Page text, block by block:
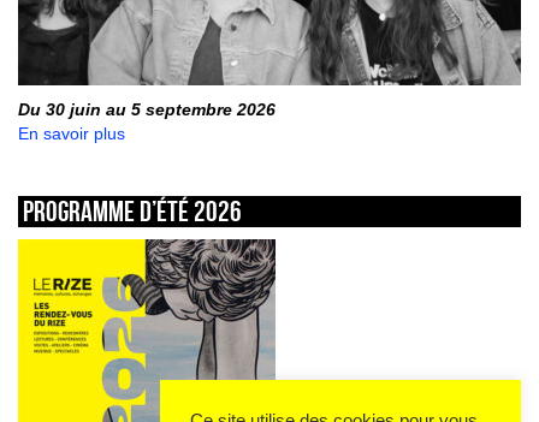
Du 30 juin au 5 septembre 2026
En savoir plus
Programme d’été 2026